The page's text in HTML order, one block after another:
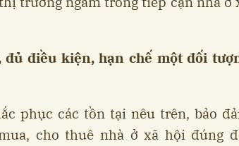
điều kiện, hạn chế một đối
phục các tồn tại nêu trên, bảo
cho thuê nhà ở xã hội đúng